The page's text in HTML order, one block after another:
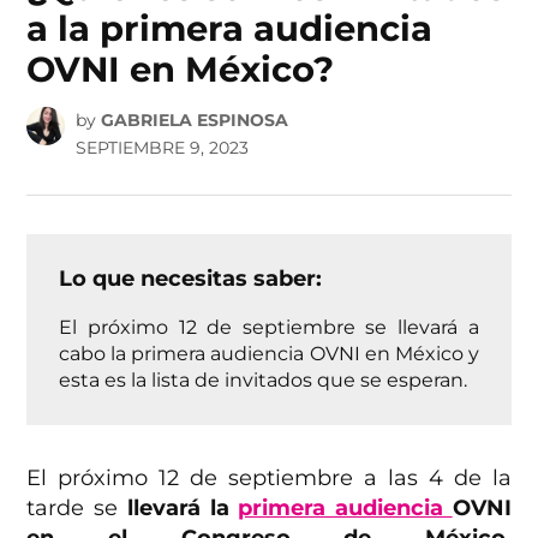
a la primera audiencia
OVNI en México?
by GABRIELA ESPINOSA
SEPTIEMBRE 9, 2023
Lo que necesitas saber:
El próximo 12 de septiembre se llevará a
cabo la primera audiencia OVNI en México y
esta es la lista de invitados que se esperan.
El próximo 12 de septiembre a las 4 de la
tarde se llevará la primera audiencia OVNI